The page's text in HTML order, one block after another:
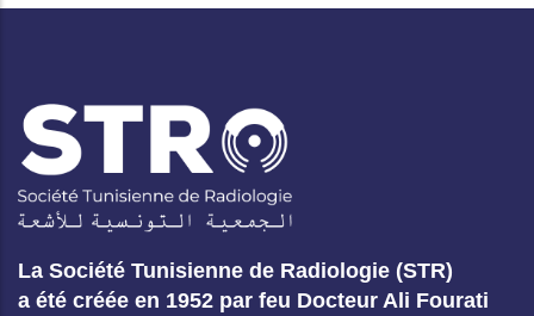
La Société Tunisienne de Radiologie (STR)
a été créée en 1952 par feu Docteur Ali Fourati